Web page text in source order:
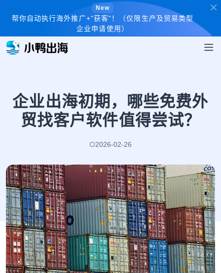
New
帮你自动执行海外推广+"获客"！（仅限生产及贸易类型
企业申请使用）
企业出海初期，哪些免费外
贸找客户软件值得尝试？
2026-02-26